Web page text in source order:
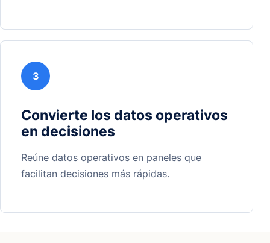
3
Convierte los datos operativos
en decisiones
Reúne datos operativos en paneles que
facilitan decisiones más rápidas.